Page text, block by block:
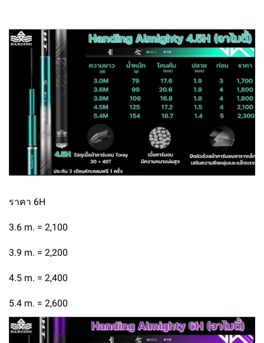
ราคา 6H
3.6 m. = 2,100
3.9 m. = 2,200
4.5 m. = 2,400
5.4 m. = 2,600